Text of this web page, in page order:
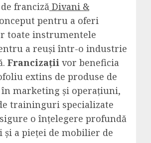
franciză Divani &
pentru a oferi
toate instrumentele
a reuși într-o industrie
Francizații vor beneficia
extins de produse de
marketing și operațiuni,
traininguri specializate
o înțelegere profundă
și a pieței de mobilier de